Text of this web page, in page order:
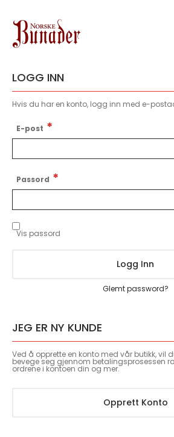
LOGG INN
Hvis du har en konto, logg inn med e-
E-post
Passord
Vis passord
Logg Inn
Glemt password?
JEG ER NY KUNDE
Ved å opprette en konto med vår butikk, vil
bevege seg gjennom betalingsprosessen
ordrene i kontoen din og mer.
Opprett Konto